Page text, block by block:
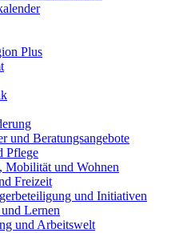
Plus
und Beratungsangebote
Pflege
Mobilität und Wohnen
Freizeit
und Initiativen
Lernen
und Arbeitswelt